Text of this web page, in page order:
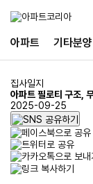
아파트 기타분양
집사일지
아파트 필로티 구조,
2025-09-25